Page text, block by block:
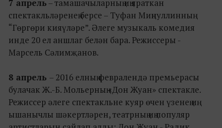
7 апрель– тамашачыларның иң яраткан
спектакльләренең берсе – Туфан Миңнуллинның
“Гөргөри кияүләре”. Әлеге музыкаль комедия
инде 20 ел аншлаг белән бара. Режиссеры -
Марсель Сәлимҗанов.
8 апрель – 2016 елның февралендә премьерасы
булачак Ж.-Б. Мольерның «Дон Жуан» спектакле.
Режиссер әлеге спектакльне куяр өчен үзенең иң
ышанычлы шәкертләрен, театрның иң популяр